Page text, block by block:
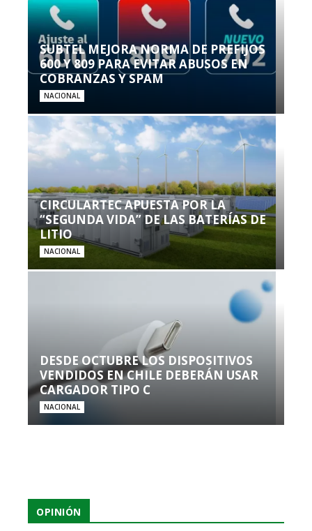
SUBTEL MEJORA NORMA DE PREFIJOS
600 Y 809 PARA EVITAR ABUSOS EN
COBRANZAS Y SPAM
NACIONAL
CIRCULARTEC APUESTA POR LA
“SEGUNDA VIDA” DE LAS BATERÍAS DE
LITIO
NACIONAL
DESDE OCTUBRE LOS DISPOSITIVOS
VENDIDOS EN CHILE DEBERÁN USAR
CARGADOR TIPO C
NACIONAL
OPINIÓN